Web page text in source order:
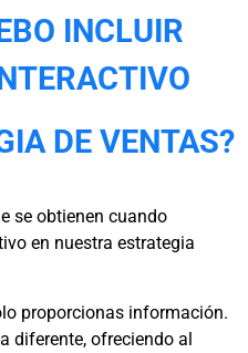
INCLUIR
DE VENTAS?
se obtienen cuando
en nuestra estrategia
proporcionas información.
diferente, ofreciendo al